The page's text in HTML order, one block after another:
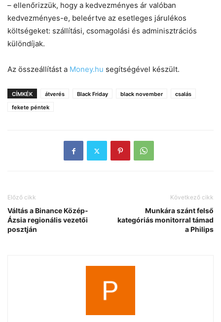
– ellenőrizzük, hogy a kedvezményes ár valóban
kedvezményes-e, beleértve az esetleges járulékos
költségeket: szállítási, csomagolási és adminisztrációs
különdíjak.
Az összeállítást a Money.hu segítségével készült.
CÍMKÉK átverés Black Friday black november
csalás
fekete péntek
Előző cikk
Váltás a Binance Közép-
Ázsia regionális vezetői
posztján
Következő cikk
Munkára szánt felső
kategóriás monitorral támad
a Philips